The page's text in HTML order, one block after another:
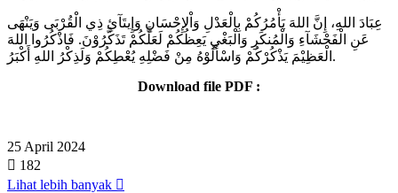
عِبَادَ اللهِ، إِنَّ اللهَ يَأْمُرُكُمْ بِالْعَدْلِ وَاْلإِحْسَانِ وَإِيتَآئِ ذِي الْقُرْبَى وَيَنْهَى
عَنِ الْفَحْشَآءِ وَالْمُنكَرِ وَالْبَغْيِ يَعِظُكُمْ لَعَلَّكُمْ تَذَكَّرُوْنَ. فَاذْكُرُوا اللهَ
الْعَظِيْمَ يَذْكُرْكُمْ وَاسْأَلُوْهُ مِنْ فَضْلِهِ يُعْطِكُمْ وَلَذِكْرُ اللهِ أَكْبَرُ.
Download file PDF :
25 April 2024
182
Lihat lebih banyak